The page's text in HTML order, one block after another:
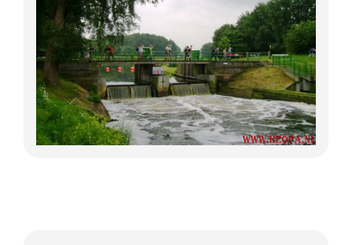
Meerdaagse tochten
Buitenlandse Wandelingen
Recente Wandelingen